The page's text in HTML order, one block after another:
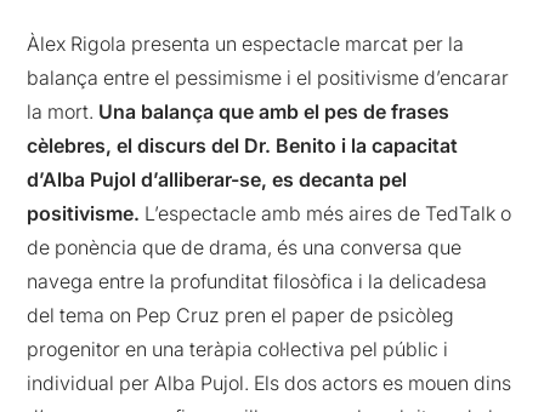
Àlex Rigola presenta un espectacle marcat per la
balança entre el pessimisme i el positivisme d’encarar
la mort. Una balança que amb el pes de frases
cèlebres, el discurs del Dr. Benito i la capacitat
d’Alba Pujol d’alliberar-se, es decanta pel
positivisme. L’espectacle amb més aires de TedTalk o
de ponència que de drama, és una conversa que
navega entre la profunditat filosòfica i la delicadesa
del tema on Pep Cruz pren el paper de psicòleg
progenitor en una teràpia col·lectiva pel públic i
individual per Alba Pujol. Els dos actors es mouen dins